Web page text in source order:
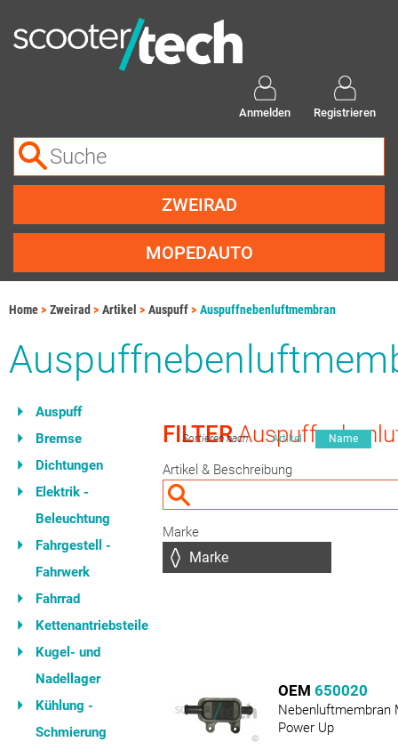
Anmelden Registrieren
ZWEIRAD
MOPEDAUTO
Home Zweirad Artikel Auspuff Auspuffnebenluftmembran
Auspuff
Bremse
Dichtungen
Elektrik -
Beleuchtung
Fahrgestell -
Fahrwerk
Fahrrad
Kettenantriebsteile
Kugel- und
Nadellager
Kühlung -
Schmierung
FILTER
Sortieren nach Artikel Name
Artikel & Beschreibung
Marke
OEM 650020
Nebenluftmembran
Power Up